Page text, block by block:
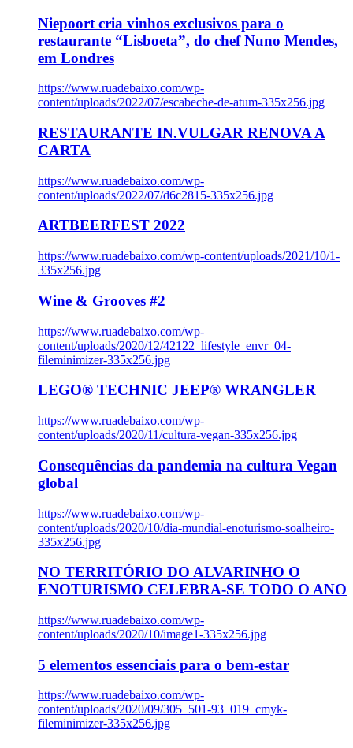
Niepoort cria vinhos exclusivos para o
restaurante “Lisboeta”, do chef Nuno Mendes,
em Londres
https://www.ruadebaixo.com/wp-
content/uploads/2022/07/escabeche-de-atum-335x256.jpg
RESTAURANTE IN.VULGAR RENOVA A
CARTA
https://www.ruadebaixo.com/wp-
content/uploads/2022/07/d6c2815-335x256.jpg
ARTBEERFEST 2022
https://www.ruadebaixo.com/wp-content/uploads/2021/10/1-
335x256.jpg
Wine & Grooves #2
https://www.ruadebaixo.com/wp-
content/uploads/2020/12/42122_lifestyle_envr_04-
fileminimizer-335x256.jpg
LEGO® TECHNIC JEEP® WRANGLER
https://www.ruadebaixo.com/wp-
content/uploads/2020/11/cultura-vegan-335x256.jpg
Consequências da pandemia na cultura Vegan
global
https://www.ruadebaixo.com/wp-
content/uploads/2020/10/dia-mundial-enoturismo-soalheiro-
335x256.jpg
NO TERRITÓRIO DO ALVARINHO O
ENOTURISMO CELEBRA-SE TODO O ANO
https://www.ruadebaixo.com/wp-
content/uploads/2020/10/image1-335x256.jpg
5 elementos essenciais para o bem-estar
https://www.ruadebaixo.com/wp-
content/uploads/2020/09/305_501-93_019_cmyk-
fileminimizer-335x256.jpg